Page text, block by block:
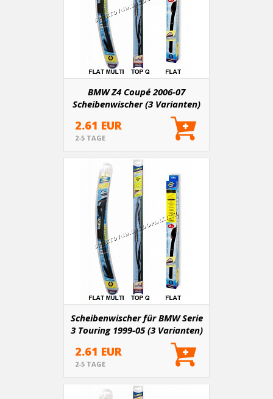
BMW Z4 Coupé 2006-07
Scheibenwischer (3 Varianten)
2.61 EUR
2-5 TAGE
Scheibenwischer für BMW Serie
3 Touring 1999-05 (3 Varianten)
2.61 EUR
2-5 TAGE